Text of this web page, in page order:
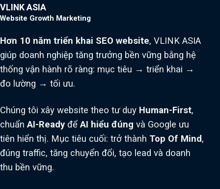
VLINK ASIA
Website Growth Marketing
Hơn 10 năm triển khai SEO website, VLINK ASIA
giúp doanh nghiệp tăng trưởng bền vững bằng hệ
thống vận hành rõ ràng: mục tiêu → triển khai →
đo lường → tối ưu.
Chúng tôi xây website theo tư duy Human-First,
chuẩnAI-Ready đểAI hiểu đúng và Google ưu
tiên hiển thị. Mục tiêu cuối: trở thành Top Of Mind,
đúng traffic, tăng chuyển đổi, tạo lead và doanh
thu bền vững.